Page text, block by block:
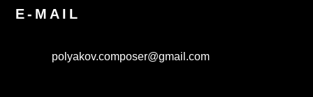
E-MAIL
polyakov.composer@gmail.com